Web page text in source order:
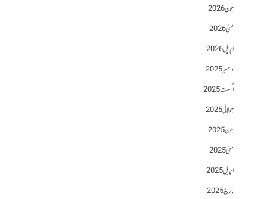
جون 2026
مئی 2026
اپریل 2026
دسمبر 2025
اگست 2025
جولائی 2025
جون 2025
مئی 2025
اپریل 2025
مارچ 2025